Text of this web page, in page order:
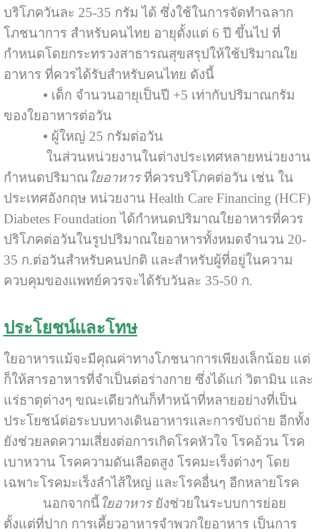
บริโภควันละ 25-35 กรัม ได้ ซึ่งใช้ในการจัดทำฉลาก
โภชนาการ สำหรับคนไทย อายุตั้งแต่ 6 ปี ขึ้นไป ที่
กำหนดโดยกระทรวงสาธารณสุขสรุปให้ใช้ปริมาณใย
อาหาร ที่ควรได้รับสำหรับคนไทย ดังนี้
⦁ เด็ก จำนวนอายุเป็นปี +5 เท่ากับปริมาณกรัม
ของใยอาหารต่อวัน
⦁ ผู้ใหญ่ 25 กรัมต่อวัน
ในส่วนหน่วยงานในต่างประเทศหลายหน่วยงาน
กำหนดปริมาณใยอาหารที่ควรบริโภคต่อวัน เช่น ใน
ประเทศอังกฤษ หน่วยงาน Health Care Financing (HCF)
Diabetes Foundation ได้กำหนดปริมาณใยอาหารที่ควร
ปริโภคต่อวันในรูปปริมาณใยอาหารทั้งหมดจำนวน 20-
35 ก.ต่อวันสำหรับคนปกติ และสำหรับผู้ที่อยู่ในความ
ควบคุมของแพทย์ควรจะได้รับวันละ 35-50 ก.
ประโยชน์และโทษ
ใยอาหารแม้จะมีคุณค่าทางโภชนาการเพียงเล็กน้อย แต่
ก็ให้สารอาหารที่จำเป็นต่อร่างกาย ซึ่งได้แก่ วิตามิน และ
แร่ธาตุต่างๆ ขณะเดียวกันก็ทำหน้าที่หลายอย่างที่เป็น
ประโยชน์ต่อระบบทางเดินอาหารและการขับถ่าย อีกทั้ง
ยังช่วยลดความเสี่ยงต่อการเกิดโรคหัวใจ โรคอ้วน โรค
เบาหวาน โรคความดันเลือดสูง โรคมะเร็งต่างๆ โดย
เฉพาะโรคมะเร็งลำไส้ใหญ่ และโรคอื่นๆ อีกหลายโรค
นอกจากนี้ใยอาหารยังช่วยในระบบการย่อย
ตั้งแต่ที่ปาก การเคี้ยวอาหารจำพวกใยอาหาร เป็นการ